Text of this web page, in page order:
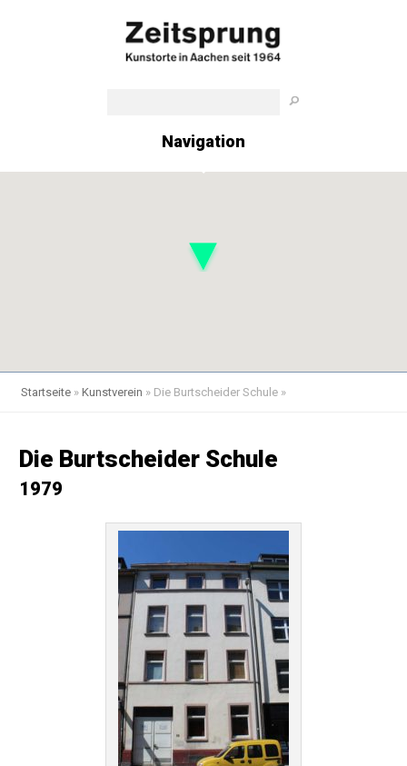
Navigation
Startseite » Kunstverein » Die Burtscheider Schule »
Die Burtscheider Schule
1979